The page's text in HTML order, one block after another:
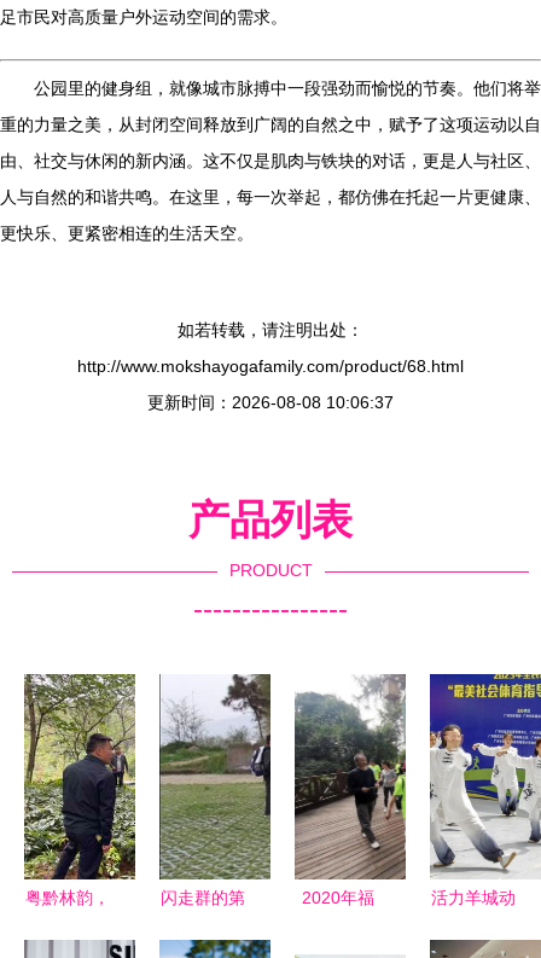
足市民对高质量户外运动空间的需求。
公园里的健身组，就像城市脉搏中一段强劲而愉悦的节奏。他们将举
重的力量之美，从封闭空间释放到广阔的自然之中，赋予了这项运动以自
由、社交与休闲的新内涵。这不仅是肌肉与铁块的对话，更是人与社区、
人与自然的和谐共鸣。在这里，每一次举起，都仿佛在托起一片更健康、
更快乐、更紧密相连的生活天空。
如若转载，请注明出处：
http://www.mokshayogafamily.com/product/68.html
更新时间：2026-08-08 10:06:37
产品列表
PRODUCT
----------------
粤黔林韵，
闪走群的第
2020年福
活力羊城动